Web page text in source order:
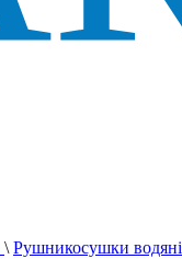
\ Рушникосушки водяні